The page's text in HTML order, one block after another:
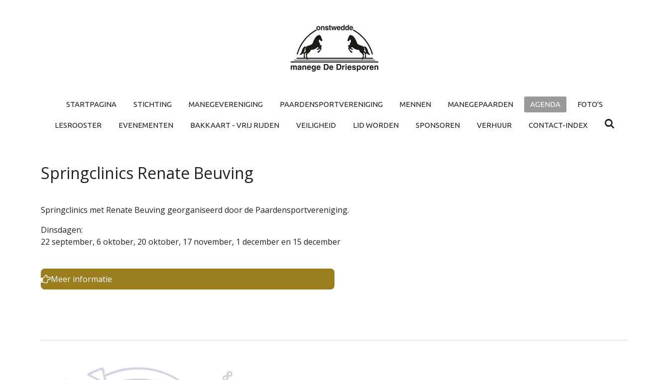
STARTPAGINA STICHTING MANEGEVERENIGING PAARDENSPORTVERENIGING MENNEN MANEGEPAARDEN AGENDA FOTO'S
LESROOSTER EVENEMENTEN BAKKAART - VRIJ RIJDEN VEILIGHEID LID WORDEN SPONSOREN VERHUUR CONTACT-INDEX
Springclinics Renate Beuving
Springclinics met Renate Beuving georganiseerd door de Paardensportvereniging.
Dinsdagen:
22 september, 6 oktober, 20 oktober, 17 november, 1 december en 15 december
Meer informatie